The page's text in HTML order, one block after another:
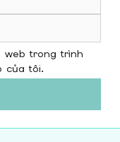
web trong trình
của tôi.